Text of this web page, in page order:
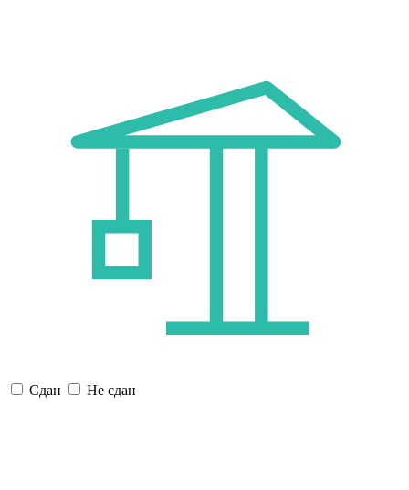
Сдан Не сдан